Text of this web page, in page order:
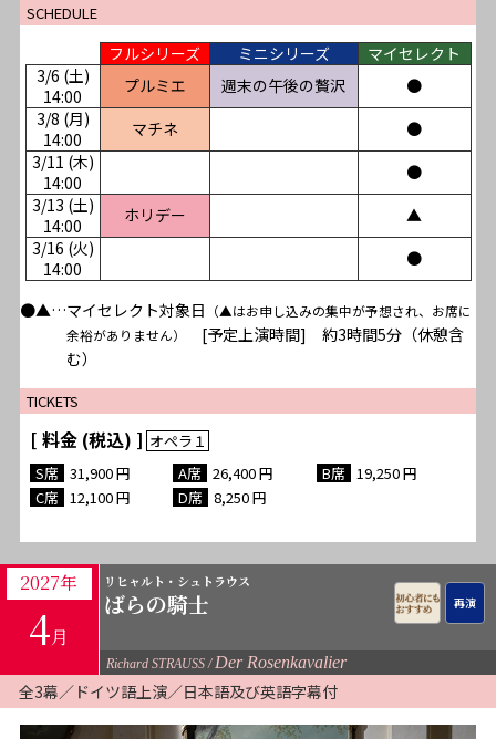
SCHEDULE
フルシリーズ ミニシリーズ
マイセレクト
3/6 (土)
14:00
プルミエ 週末の午後の贅沢
●
3/8 (月)
14:00
マチネ
●
3/11 (木)
14:00
●
3/13 (土)
14:00
ホリデー
▲
3/16 (火)
14:00
●
●▲…マイセレクト対象日 （▲はお申し込みの集中が予想され、お席に
余裕がありません）
[予定上演時間] 約3時間5分（休憩含
む）
TICKETS
[ 料金 (税込) ]
31,900 26,400
19,250
12,100
8,250
2027年
4月
リヒャルト・シュトラウス
ばらの騎士
Richard STRAUSS Der Rosenkavalier
全3幕／ドイツ語上演／日本語及び英語字幕付